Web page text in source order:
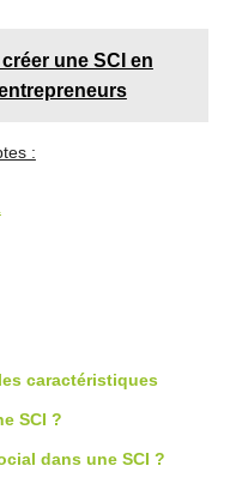
une SCI en
:
caractéristiques
SCI ?
dans une SCI ?